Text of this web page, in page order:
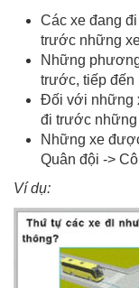
Các xe đang
trước những
Những
trước, tiếp đến
Đối với những
đi trước những
Những xe
Quân đội ->
Ví dụ: